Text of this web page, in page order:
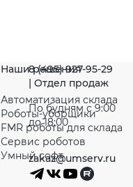
Наши решения
Автоматизация склада
Роботы-уборщики
FMR роботы для склада
Сервис роботов
Умный софт
8 (495) 927-95-29
| Отдел продаж
По будням с 9:00
до 18:00
zakaz@umserv.ru